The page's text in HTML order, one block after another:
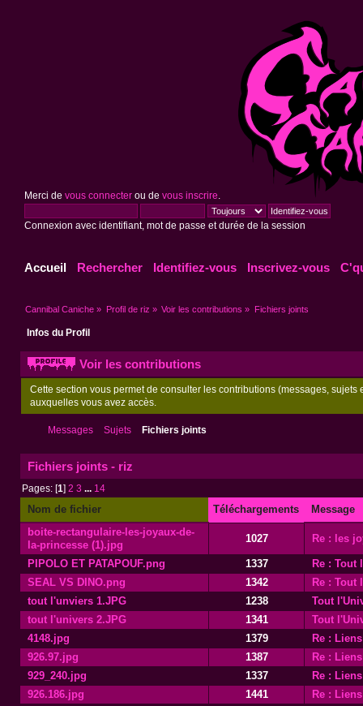
Merci de vous connecterou de vous inscrire
Connexion avec identifiant, mot de passe et durée de la session
Accueil Rechercher Identifiez-vous Inscrivez-vous
Cannibal Caniche » Profil de riz » Voir les contributions » Fichiers joints
Infos du Profil
Voir les contributions
Cette section vous permet de consulter les contributions (messages,
auxquelles vous avez accès.
Messages Sujets Fichiers joints
Fichiers joints - riz
Pages: [1]2 3 ... 14
Nom de fichier Téléchargements
Message
boite-rectangulaire-les-joyaux-de-
la-princesse (1).jpg
1027 Re : les
PIPOLO ET PATAPOUF.png 1337
Re : Tout
SEAL VS DINO.png
1342
Re : Tout
tout l'unviers 1.JPG
1238
Tout
tout l'univers 2.JPG
1341
Tout
4148.jpg
1379
Re :
926.97.jpg
1387
Re :
929_240.jpg
1337
Re :
926.186.jpg
1441
Re :